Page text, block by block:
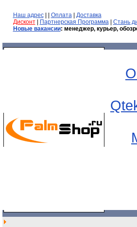
Наш адрес| | Оплата| Доставка
Дисконт| Партнерская Программа| Стань
Новые вакансии: менеджер, курьер,